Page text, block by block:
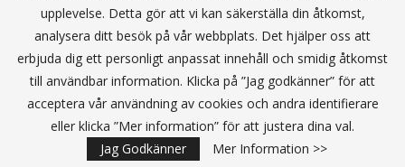
Prorenata utökar sitt partnerskap med Help to
Help
upplevelse. Detta gör att vi kan säkerställa din åtkomst,
analysera ditt besök på vår webbplats. Det hjälper oss att
erbjuda dig ett personligt anpassat innehåll och smidig åtkomst
till användbar information. Klicka på ”Jag godkänner” för att
acceptera vår användning av cookies och andra identifierare
eller klicka ”Mer information” för att justera dina val.
Jag Godkänner
Mer Information >>